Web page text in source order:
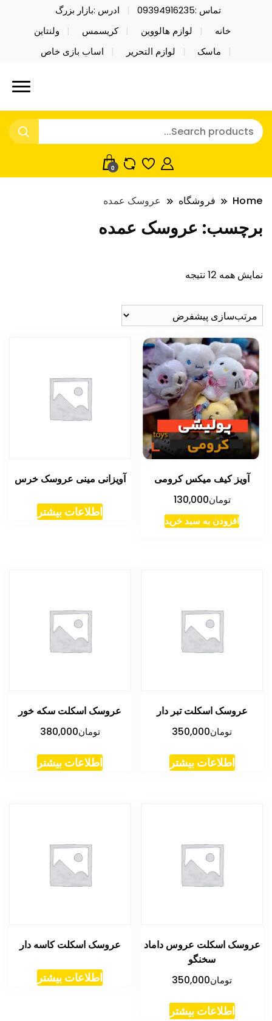
تماس :09394916235
ادرس :بازار بزرگ
خانه
لوازم هالووین کریسمس
ولنتاین
ماسک
لوازم التحریر اساب بازی خاص
نایکر توی فروش عمده لوازم هالووین
ولن تاین کادویی کریسمس اکسسوری
خرید محصولات خاص فیجت اسباب بازی تراول ماگ نایکر
توی فروش عمده لوازم هالووین ولن تاین کادویی
کریسمس اکسسوری ماسک در واردات مستقیم
0
Home فروشگاه عروسک عمده
برچسب: عروسک عمده
نمایش همه 12 نتیجه
آویز کیف میکس کرومی
تومان130,000
افزودن به سبد خرید
آویزانی مینی عروسک خرس
اطلاعات بیشتر
عروسک اسکلت تبر دار
تومان350,000
اطلاعات بیشتر
عروسک اسکلت سکه خور
تومان380,000
اطلاعات بیشتر
عروسک اسکلت عروس داماد
سخنگو
تومان350,000
اطلاعات بیشتر
عروسک اسکلت کاسه دار
اطلاعات بیشتر